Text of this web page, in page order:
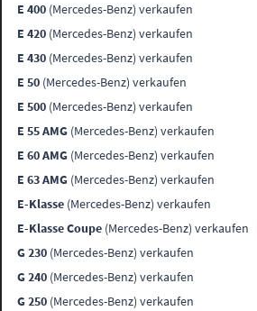
E 400 (Mercedes-Benz) verkaufen
E 420 (Mercedes-Benz) verkaufen
E 430 (Mercedes-Benz) verkaufen
E 50 (Mercedes-Benz) verkaufen
E 500 (Mercedes-Benz) verkaufen
E 55 AMG (Mercedes-Benz) verkaufen
E 60 AMG (Mercedes-Benz) verkaufen
E 63 AMG (Mercedes-Benz) verkaufen
E-Klasse (Mercedes-Benz) verkaufen
E-Klasse Coupe (Mercedes-Benz) verkaufen
G 230 (Mercedes-Benz) verkaufen
G 240 (Mercedes-Benz) verkaufen
G 250 (Mercedes-Benz) verkaufen